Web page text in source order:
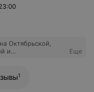
Октябрьской,
и
сделал бы это в
Еще
1